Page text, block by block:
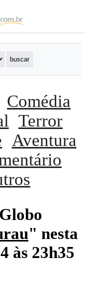
Comédia
Terror
Aventura
" nesta
às 23h35